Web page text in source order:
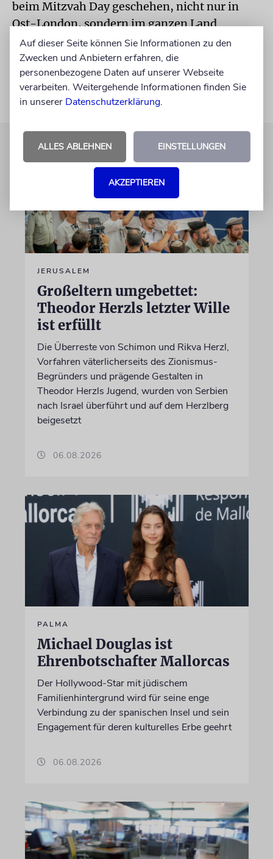
beim Mitzvah Day geschehen, nicht nur in
Ost-London, sondern im ganzen Land.
www.mitzvahday.org.uk
JERUSALEM
Großeltern umgebettet:
Theodor Herzls letzter Wille
ist erfüllt
Die Überreste von Schimon und Rikva Herzl,
Vorfahren väterlicherseits des Zionismus-
Begründers und prägende Gestalten in
Theodor Herzls Jugend, wurden von Serbien
nach Israel überführt und auf dem Herzlberg
beigesetzt
06.08.2026
PALMA
Michael Douglas ist
Ehrenbotschafter Mallorcas
Der Hollywood-Star mit jüdischem
Familienhintergrund wird für seine enge
Verbindung zu der spanischen Insel und sein
Engagement für deren kulturelles Erbe geehrt
06.08.2026
Auf dieser Seite können Sie Informationen zu den
Zwecken und Anbietern erfahren, die
personenbezogene Daten auf unserer Webseite
verarbeiten. Weitergehende Informationen finden Sie
in unserer Datenschutzerklärung.
ALLES ABLEHNEN EINSTELLUNGEN
AKZEPTIEREN